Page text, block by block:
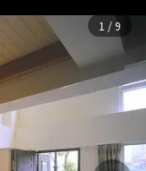
— 完整
1 /9